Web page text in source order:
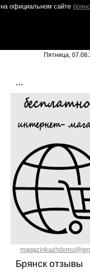
на официальном сайте
Пятница,
...
Брянск отзывы